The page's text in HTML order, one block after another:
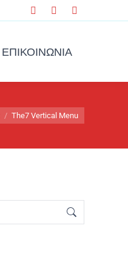
ΕΠΙΚΟΙΝΩΝΊΑ
The7 Vertical Menu